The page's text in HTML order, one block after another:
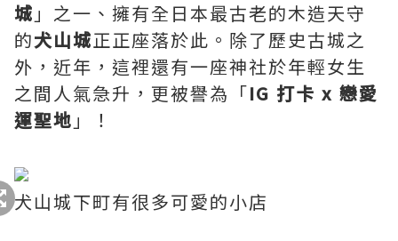
城 」之一、擁有全日本最古老的木造天守
的犬山城正正座落於此。除了歷史古城之
外，近年，這裡還有一座神社於年輕女生
之間人氣急升，更被譽為「IG 打卡 x 戀愛
運聖地 」！
犬山城下町有很多可愛的小店